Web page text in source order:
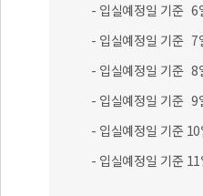
- 입실예정일 기준
- 입실예정일 기준
- 입실예정일 기준
- 입실예정일 기준
- 입실예정일 기준
- 입실예정일 기준